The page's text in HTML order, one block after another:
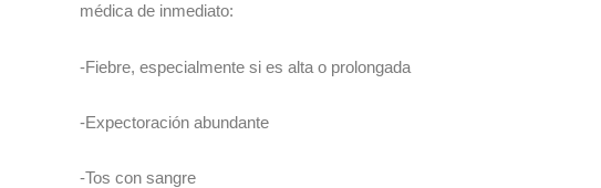
médica de inmediato:
-Fiebre, especialmente si es alta o prolongada
-Expectoración abundante
-Tos con sangre